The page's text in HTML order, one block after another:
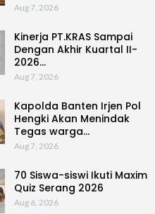
Aug 7, 2026
Kinerja PT.KRAS Sampai
Dengan Akhir Kuartal II-
2026…
Aug 7, 2026
Kapolda Banten Irjen Pol
Hengki Akan Menindak
Tegas warga…
Aug 7, 2026
70 Siswa-siswi Ikuti Maxim
Quiz Serang 2026
Aug 6, 2026